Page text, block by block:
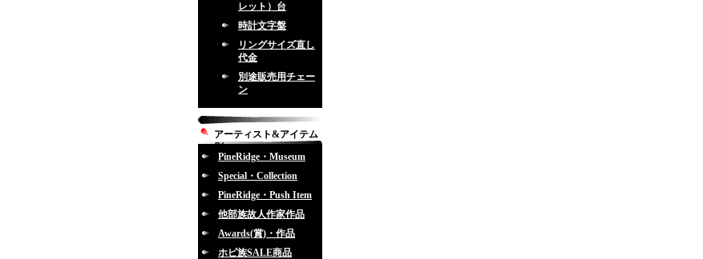
レット）台
時計文字盤
リングサイズ直し
代金
別途販売用チェー
ン
アーティスト&アイテム
別
PineRidge・Museum
Special・Collection
PineRidge・Push Item
他部族故人作家作品
Awards(賞)・作品
ホピ族SALE商品